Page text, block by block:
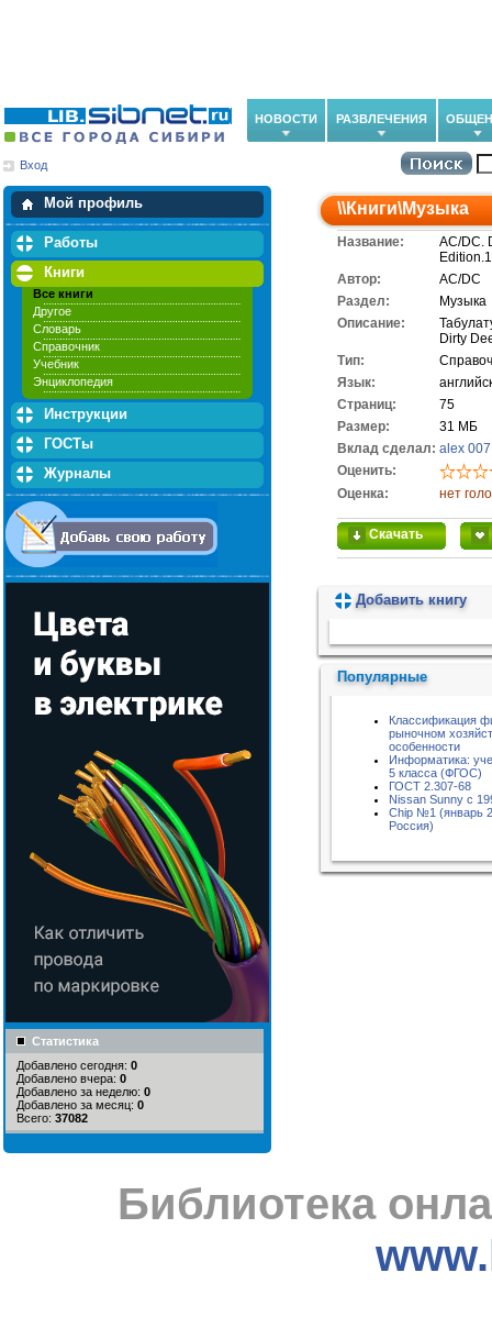
НОВОСТИ РАЗВЛЕЧЕНИЯ
Вход
Мой профиль
Мои закладки
Работы
Книги
Все книги
Другое
Словарь
Справочник
Учебник
Энциклопедия
Инструкции
ГОСТы
Журналы
Статистика
Добавлено сегодня: 0
Добавлено вчера: 0
Добавлено за неделю: 0
Добавлено за месяц: 0
Всего: 37082
\\Книги\Музыка
Название:
AC/DC.
Автор:
AC/DC
Раздел:
Музыка
Описание:
Dirty
Тип:
Язык:
Cтраниц:
75
Размер:
31 МБ
Вклад сделал: alex 007
Оценить:
Оценка:
нет
Скачать
Добавить книгу
Популярные
Классификация
рыночном
особенности
Информатика:
5 класса (ФГОС)
ГОСТ 2.307-68
Nissan Sunny с
Chip №1 (январь
Россия)
Библиотека